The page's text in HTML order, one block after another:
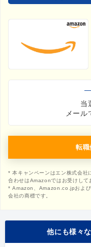
当
メール
転職
* 本キャンペーンはエン株式会社
合わせはAmazonではお受けして
* Amazon、Amazon.co.jpおよ
会社の商標です。
他にも様々